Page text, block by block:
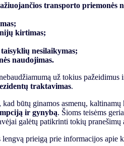
transporto priemonės
kirtimas;
nesilaikymas;
naudojimas.
už tokius pažeidimus
traktavimas.
būtų ginamos asmenų,
ir gynybą. Šioms teisėms
galėtų patikrinti tokių
prieigą prie informacijos